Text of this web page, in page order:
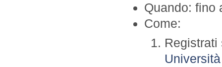
Quando: fino
Come: